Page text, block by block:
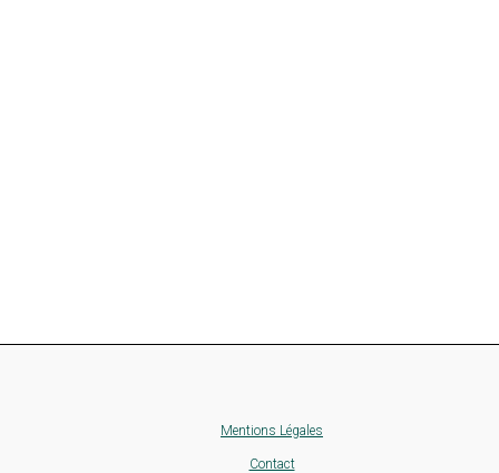
Mentions Légales
Contact